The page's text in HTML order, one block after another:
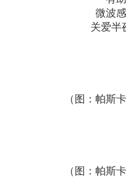
微波
关爱半
（图：帕斯
（图：帕斯